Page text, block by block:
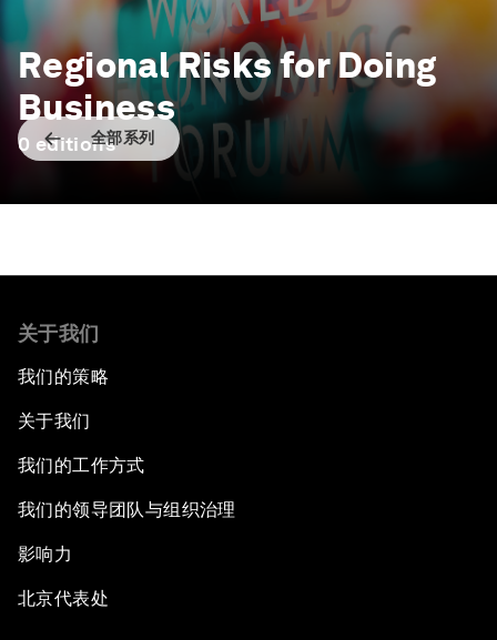
全部系列
Regional Risks for Doing
Business
0 editions
关于我们
我们的策略
关于我们
我们的工作方式
我们的领导团队与组织治理
影响力
北京代表处